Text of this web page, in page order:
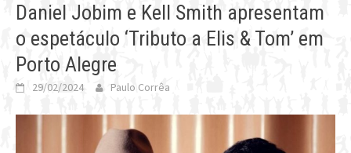
Daniel Jobim e Kell Smith apresentam
o espetáculo ‘Tributo a Elis & Tom’ em
Porto Alegre
29/02/2024 Paulo Corrêa